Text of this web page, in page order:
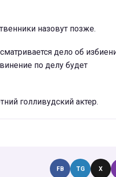
назовут позже.
дело об
по делу будет
голливудский актер.
FB TG X